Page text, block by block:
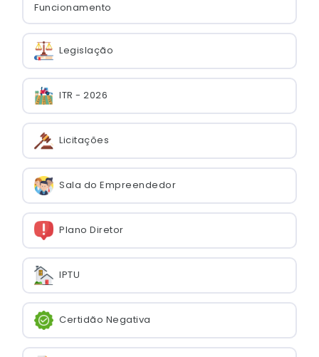
Funcionamento
Legislação
ITR - 2026
Licitações
Sala do Empreendedor
Plano Diretor
IPTU
Certidão Negativa